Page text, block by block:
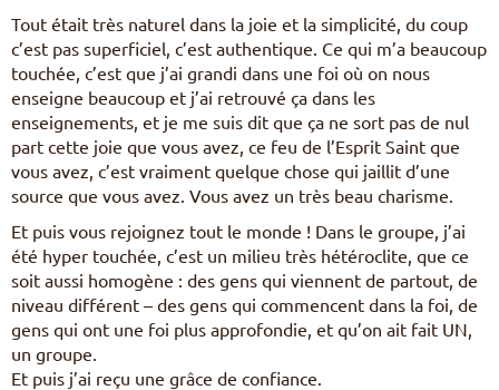
Tout était très naturel dans la joie et la simplicité, du coup
c’est pas superficiel, c’est authentique. Ce qui m’a beaucoup
touchée, c’est que j’ai grandi dans une foi où on nous
enseigne beaucoup et j’ai retrouvé ça dans les
enseignements, et je me suis dit que ça ne sort pas de nul
part cette joie que vous avez, ce feu de l’Esprit Saint que
vous avez, c’est vraiment quelque chose qui jaillit d’une
source que vous avez. Vous avez un très beau charisme.
Et puis vous rejoignez tout le monde ! Dans le groupe, j’ai
été hyper touchée, c’est un milieu très hétéroclite, que ce
soit aussi homogène : des gens qui viennent de partout, de
niveau différent – des gens qui commencent dans la foi, de
gens qui ont une foi plus approfondie, et qu’on ait fait UN,
un groupe.
Et puis j’ai reçu une grâce de confiance.